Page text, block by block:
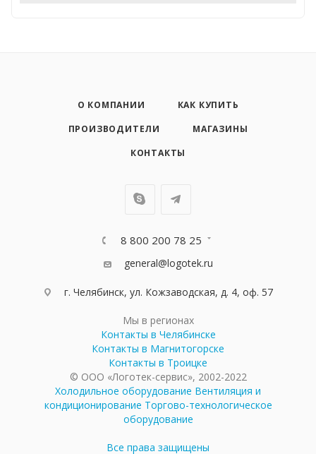
О КОМПАНИИ
КАК КУПИТЬ
ПРОИЗВОДИТЕЛИ
МАГАЗИНЫ
КОНТАКТЫ
8 800 200 78 25
general@logotek.ru
г. Челябинск, ул. Кожзаводская, д. 4, оф. 57
Мы в регионах
Контакты в Челябинске
Контакты в Магнитогорске
Контакты в Троицке
© ООО «Логотек-сервис», 2002-2022
Холодильное оборудование Вентиляция и
кондиционирование Торгово-технологическое
оборудование
Все права защищены